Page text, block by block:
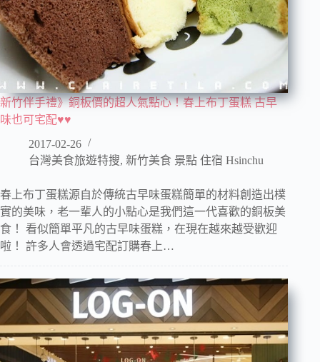
新竹伴手禮》銅板價的超人氣點心！春上布丁蛋糕 古早
味也可宅配♥♥
2017-02-26
台灣美食旅遊特搜, 新竹美食 景點 住宿 Hsinchu
春上布丁蛋糕源自於傳統古早味蛋糕簡單的材料創造出樸
實的美味，老一輩人的小點心是我們這一代喜歡的銅板美
食！ 看似簡單平凡的古早味蛋糕，在現在越來越受歡迎
啦！ 許多人會透過宅配訂購春上…